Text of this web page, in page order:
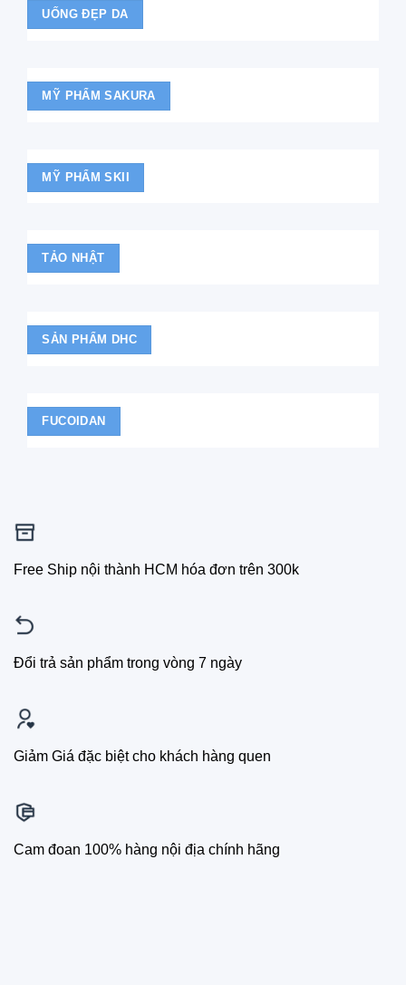
UỐNG ĐẸP DA
MỸ PHẨM SAKURA
MỸ PHẨM SKII
TẢO NHẬT
SẢN PHẨM DHC
FUCOIDAN
Free Ship nội thành HCM hóa đơn trên 300k
Đổi trả sản phẩm trong vòng 7 ngày
Giảm Giá đặc biệt cho khách hàng quen
Cam đoan 100% hàng nội địa chính hãng